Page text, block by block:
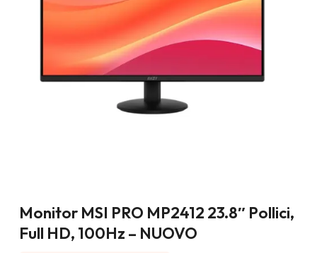
Monitor MSI PRO MP2412 23.8″ Pollici,
Full HD, 100Hz – NUOVO